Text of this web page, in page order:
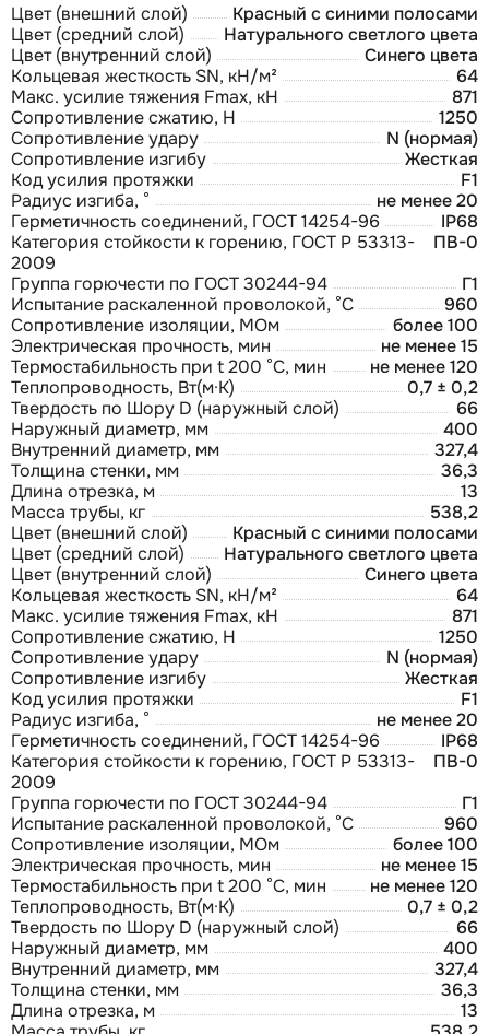
Цвет (внешний слой)
Красный с синими полосами
Цвет (средний слой)
Натурального светлого цвета
Цвет (внутренний слой)
Синего цвета
Кольцевая жесткость SN, кН/м²
64
Макс. усилие тяжения Fmax, кН
871
Сопротивление сжатию, Н
1250
Сопротивление удару
N (нормая)
Сопротивление изгибу
Жесткая
Код усилия протяжки
F1
Радиус изгиба, °
не менее 20
Герметичность соединений, ГОСТ 14254-96
IP68
Категория стойкости к горению, ГОСТ Р 53313-
2009
ПВ-0
Группа горючести по ГОСТ 30244-94
Г1
Испытание раскаленной проволокой, °С
960
Сопротивление изоляции, МОм
более 100
Электрическая прочность, мин
не менее 15
Термостабильность при t 200 °С, мин
не менее 120
Теплопроводность, Вт(м·К)
0,7 ± 0,2
Твердость по Шору D (наружный слой)
66
Наружный диаметр, мм
400
Внутренний диаметр, мм
327,4
Толщина стенки, мм
36,3
Длина отрезка, м
13
Масса трубы, кг
538,2
Цвет (внешний слой)
Красный с синими полосами
Цвет (средний слой)
Натурального светлого цвета
Цвет (внутренний слой)
Синего цвета
Кольцевая жесткость SN, кН/м²
64
Макс. усилие тяжения Fmax, кН
871
Сопротивление сжатию, Н
1250
Сопротивление удару
N (нормая)
Сопротивление изгибу
Жесткая
Код усилия протяжки
F1
Радиус изгиба, °
не менее 20
Герметичность соединений, ГОСТ 14254-96
IP68
Категория стойкости к горению, ГОСТ Р 53313-
2009
ПВ-0
Группа горючести по ГОСТ 30244-94
Г1
Испытание раскаленной проволокой, °С
960
Сопротивление изоляции, МОм
более 100
Электрическая прочность, мин
не менее 15
Термостабильность при t 200 °С, мин
не менее 120
Теплопроводность, Вт(м·К)
0,7 ± 0,2
Твердость по Шору D (наружный слой)
66
Наружный диаметр, мм
400
Внутренний диаметр, мм
327,4
Толщина стенки, мм
36,3
Длина отрезка, м
13